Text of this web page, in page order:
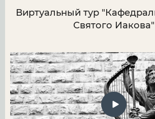
Виртуальный тур
Святого Иакова"